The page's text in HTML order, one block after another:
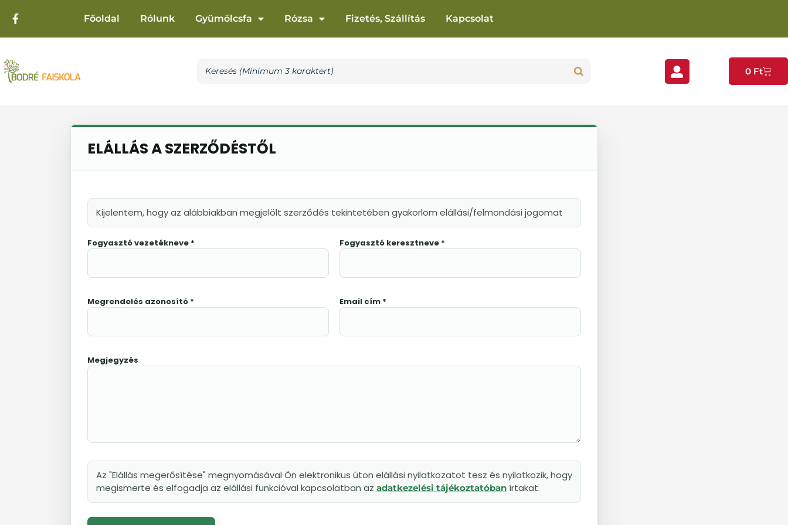
Főoldal Rólunk Gyümölcsfa Rózsa Fizetés, Szállítás Kapcsolat
0 Ft
ELÁLLÁS A SZERZŐDÉSTŐL
Kijelentem, hogy az alábbiakban megjelölt szerződés tekintetében gyakorlom elállási/felmondási jogomat
Fogyasztó vezetékneve * Fogyasztó keresztneve *
Megrendelés azonosító * Email cím *
Megjegyzés
Az "Elállás megerősítése" megnyomásával Ön elektronikus úton elállási nyilatkozatot tesz és nyilatkozik, hogy
megismerte és elfogadja az elállási funkcióval kapcsolatban az adatkezelési tájékoztatóban írtakat.